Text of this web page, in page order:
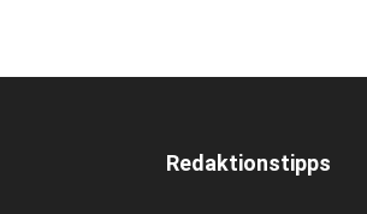
Redaktionstipps